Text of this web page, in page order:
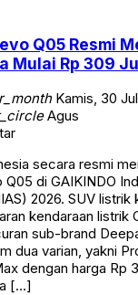
Q05 Resmi
Mulai Rp 309
Kamis, 30
Agus
secara resmi
Q05 di GAIKINDO
2026. SUV listrik
kendaraan listrik
sub-brand
dua varian, yakni
dengan harga Rp
[…]